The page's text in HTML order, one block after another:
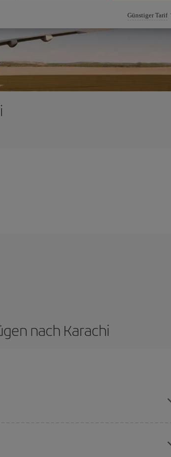
Günstiger Tarif
nach Karachi
unsere Angebote an und lassen Sie sich inspirieren: Sie